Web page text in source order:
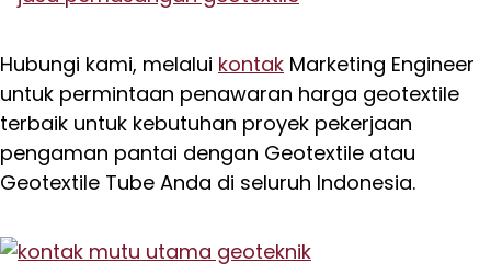
Hubungi kami, melalui kontak Marketing Engineer
untuk permintaan penawaran harga geotextile
terbaik untuk kebutuhan proyek pekerjaan
pengaman pantai dengan Geotextile atau
Geotextile Tube Anda di seluruh Indonesia.